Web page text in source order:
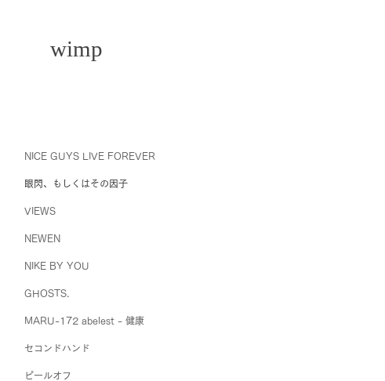
NICE GUYS LIVE FOREVER
眼閃、もしくはその因子
VIEWS
NEWEN
NIKE BY YOU
GHOSTS.
MARU-172 abelest - 健康
セコンドハンド
ピールオフ
wimp